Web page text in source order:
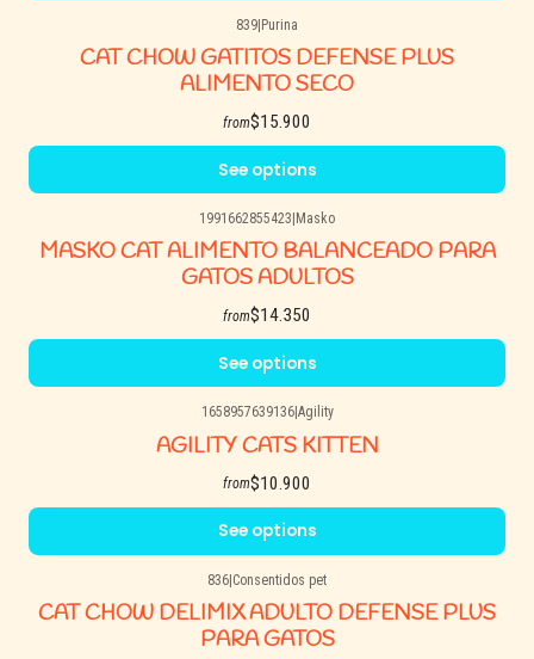
839|Purina
CAT CHOW GATITOS DEFENSE PLUS
ALIMENTO SECO
from$15.900
See options
1991662855423 Masko
MASKO CAT ALIMENTO BALANCEADO PARA
GATOS ADULTOS
from$14.350
See options
1658957639136| Agility
AGILITY CATS KITTEN
from$10.900
See options
836|Consentidos pet
CAT CHOW DELIMIX ADULTO DEFENSE PLUS
PARA GATOS